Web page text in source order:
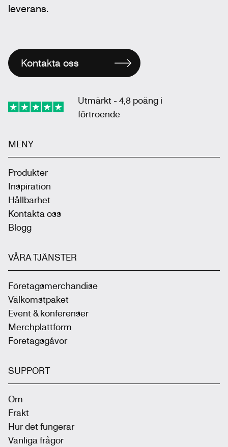
leverans.
Kontakta oss
Utmärkt - 4,8 poäng i
förtroende
MENY
Produkter
Inspiration
Hållbarhet
Kontakta oss
Blogg
VÅRA TJÄNSTER
Företagsmerchandise
Välkomstpaket
Event & konferenser
Merchplattform
Företagsgåvor
SUPPORT
Om
Frakt
Hur det fungerar
Vanliga frågor